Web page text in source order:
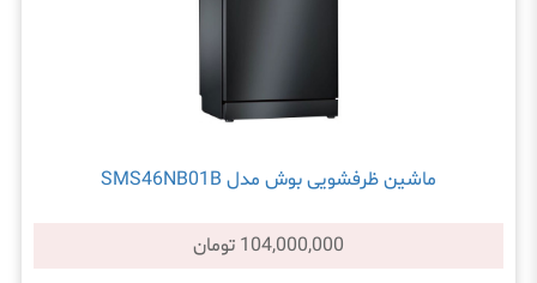
ماشین ظرفشویی بوش مدل SMS46NB01B
104,000,000 تومان